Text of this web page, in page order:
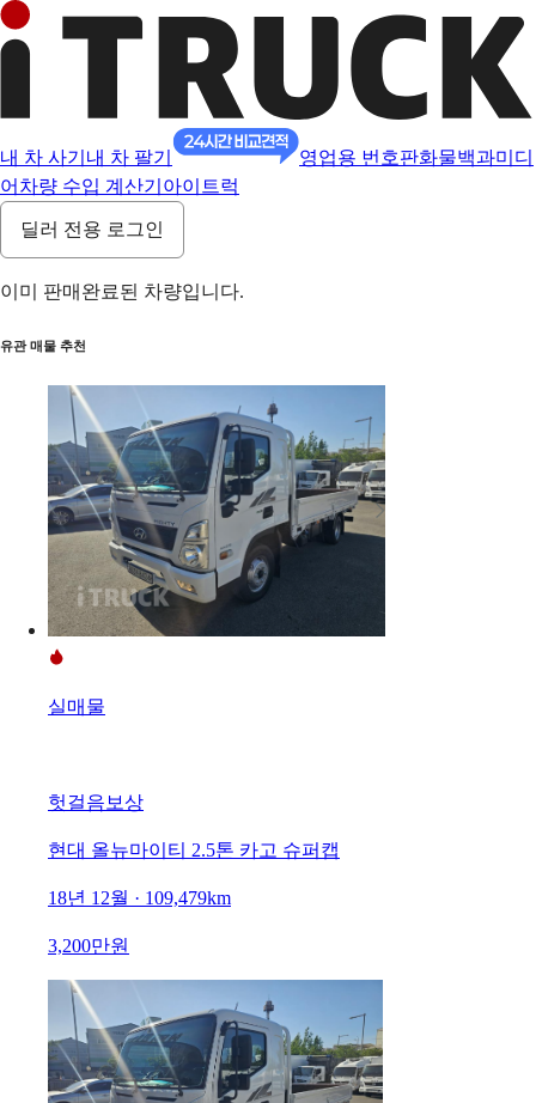
내 차 사기 내 차 팔기 영업용 번호판화물백과미디
어 차량 수입 계산기 아이트럭
딜러 전용 로그인
이미 판매완료된 차량입니다.
유관 매물 추천
실매물
헛걸음보상
현대 올뉴마이티 2.5톤 카고 슈퍼캡
18년 12월 · 109,479km
3,200만원